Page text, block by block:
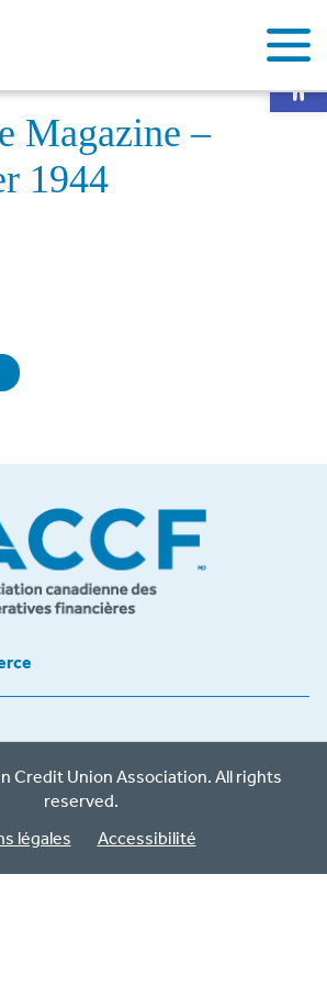
– November 1944
Magazine –
1944
Credit Union Association. All rights
reserved.
légales
Accessibilité